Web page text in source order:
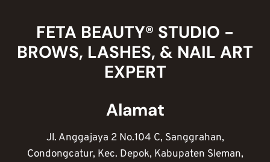
FETA BEAUTY® STUDIO -
BROWS, LASHES, & NAIL ART
EXPERT
Alamat
Jl. Anggajaya 2 No.104 C, Sanggrahan,
Condongcatur, Kec. Depok, Kabupaten Sleman,